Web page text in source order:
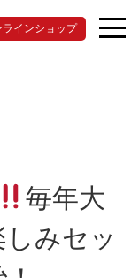
ラインショップ
毎年大
みセッ